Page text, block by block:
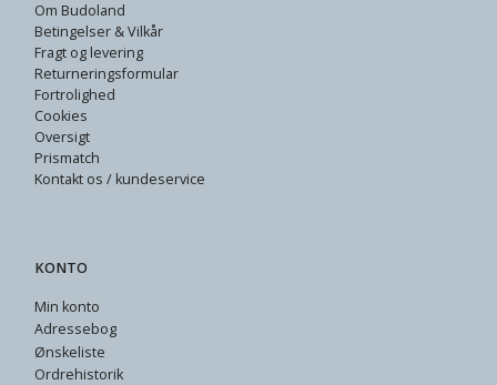
Om Budoland
Betingelser & Vilkår
Fragt og levering
Returneringsformular
Fortrolighed
Cookies
Oversigt
Prismatch
Kontakt os / kundeservice
KONTO
Min konto
Adressebog
Ønskeliste
Ordrehistorik